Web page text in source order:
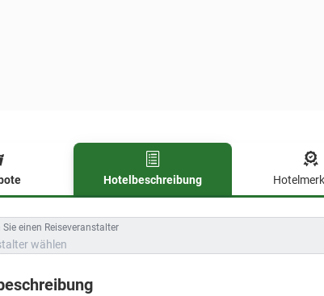
Hotelbeschreibung
einen Reiseveranstalter
wählen